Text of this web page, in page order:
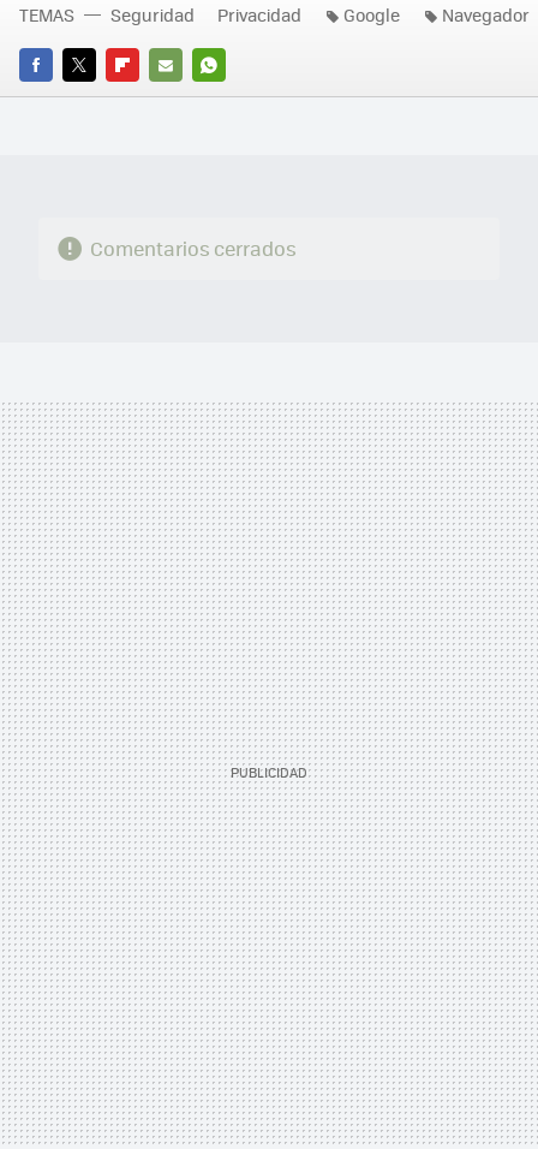
FACEBOOK
TWITTERFLIPBOARD
E-
WHATSAPP
TEMAS Seguridad Privacidad Google Navegador
Comentarios cerrados